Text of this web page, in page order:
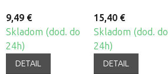
9,49 €
Skladom (dod. do
24h)
DETAIL
15,40 €
Skladom (dod. do
24h)
DETAIL